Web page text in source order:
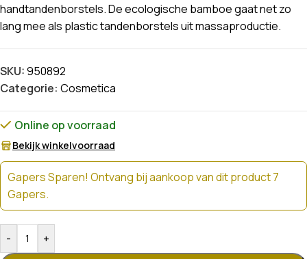
handtandenborstels. De ecologische bamboe gaat net zo
lang mee als plastic tandenborstels uit massaproductie.
SKU:950892
Categorie: Cosmetica
Online op voorraad
Bekijk winkelvoorraad
Gapers Sparen! Ontvang bij aankoop van dit product 7
Gapers.
- +